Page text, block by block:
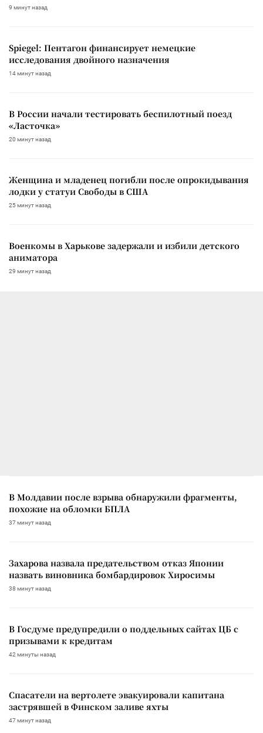
9 минут назад
Spiegel: Пентагон финансирует немецкие
исследования двойного назначения
14 минут назад
В России начали тестировать беспилотный поезд
«Ласточка»
20 минут назад
Женщина и младенец погибли после опрокидывания
лодки у статуи Свободы в США
25 минут назад
Военкомы в Харькове задержали и избили детского
аниматора
29 минут назад
В Молдавии после взрыва обнаружили фрагменты,
похожие на обломки БПЛА
37 минут назад
Захарова назвала предательством отказ Японии
назвать виновника бомбардировок Хиросимы
38 минут назад
В Госдуме предупредили о поддельных сайтах ЦБ с
призывами к кредитам
42 минуты назад
Спасатели на вертолете эвакуировали капитана
застрявшей в Финском заливе яхты
47 минут назад